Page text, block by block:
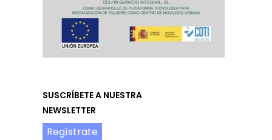
SUSCRÍBETE A NUESTRA
NEWSLETTER
Regístrate